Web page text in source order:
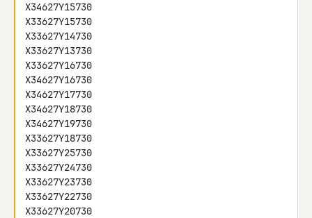
X34627Y15730
X33627Y15730
X33627Y14730
X33627Y13730
X33627Y16730
X34627Y16730
X34627Y17730
X34627Y18730
X34627Y19730
X33627Y18730
X33627Y25730
X33627Y24730
X33627Y23730
X33627Y22730
X33627Y20730